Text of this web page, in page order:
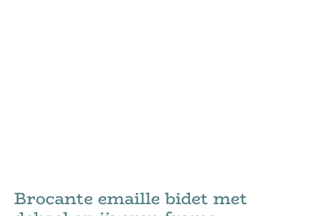
Brocante emaille bidet met